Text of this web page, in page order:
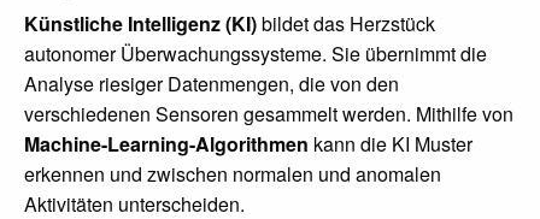
Künstliche Intelligenz (KI)bildet das Herzstück
autonomer Überwachungssysteme. Sie übernimmt die
Analyse riesiger Datenmengen, die von den
verschiedenen Sensoren gesammelt werden. Mithilfe von
Machine-Learning-Algorithmen kann die KI Muster
erkennen und zwischen normalen und anomalen
Aktivitäten unterscheiden.